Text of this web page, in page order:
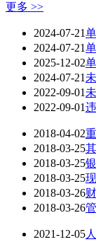
更多 >>
2024-07-21
2024-07-21
2025-12-02
2024-07-21
2022-09-01
2022-09-01
2018-04-02
2018-03-25
2018-03-25
2018-03-25
2018-03-26
2018-03-26
2021-12-05